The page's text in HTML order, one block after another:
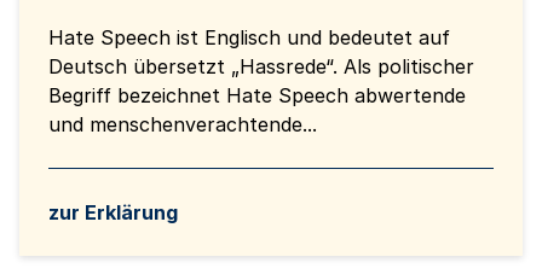
Hate Speech ist Englisch und bedeutet auf
Deutsch übersetzt „Hassrede“. Als politischer
Begriff bezeichnet Hate Speech abwertende
und menschenverachtende...
zur Erklärung